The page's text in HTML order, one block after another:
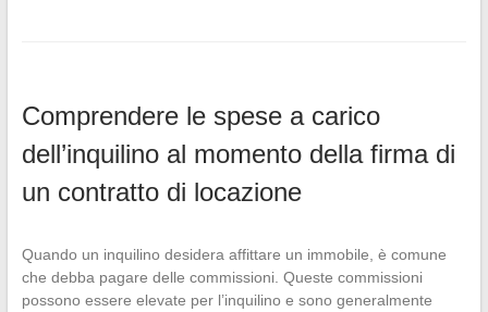
Comprendere le spese a carico
dell’inquilino al momento della firma di
un contratto di locazione
Quando un inquilino desidera affittare un immobile, è comune
che debba pagare delle commissioni. Queste commissioni
possono essere elevate per l’inquilino e sono generalmente